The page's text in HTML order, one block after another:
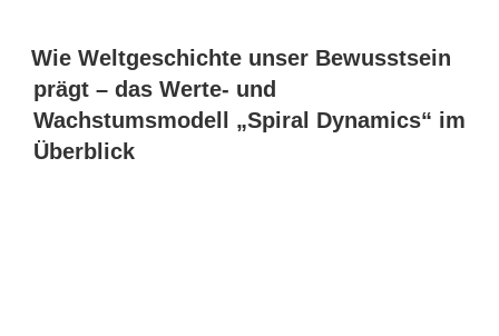
Wie Weltgeschichte unser Bewusstsein
prägt – das Werte- und
Wachstumsmodell „Spiral Dynamics“ im
Überblick